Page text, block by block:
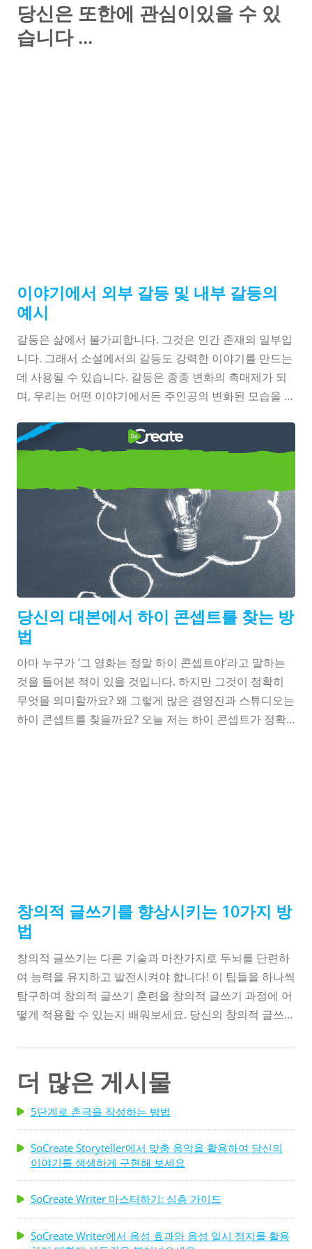
당신은 또한에 관심이있을 수 있
습니다 ...
이야기에서 외부 갈등 및 내부 갈등의
예시
갈등은 삶에서 불가피합니다. 그것은 인간 존재의 일부입
니다. 그래서 소설에서의 갈등도 강력한 이야기를 만드는
데 사용될 수 있습니다. 갈등은 종종 변화의 촉매제가 되
며, 우리는 어떤 이야기에서든 주인공의 변화된 모습을 보
등이 있습니다: 외부 갈등과 내부 갈등. 외부 갈등은 사람
이나 그룹 간에 발생합니다. 내부 갈등은 개인이나 그룹
의 상호작용, 즉 내부와 외부 갈등 모두에 의해 구축됩니
다. 오직 외부 갈등만이 있는 이야기는 얕고 행동만 존재
하는 것처럼 느껴질 수 있습니다 ...
방법
당신의 대본에서 하이 콘셉트를 찾는 방
법
아마 누구가 ‘그 영화는 정말 하이 콘셉트야’라고 말하는
것을 들어본 적이 있을 것입니다. 하지만 그것이 정확히
무엇을 의미할까요? 왜 그렇게 많은 경영진과 스튜디오는
하이 콘셉트를 찾을까요? 오늘 저는 하이 콘셉트가 정확
창의적 글쓰기를 향상시키는 10가지 방
법
창의적 글쓰기는 다른 기술과 마찬가지로 두뇌를 단련하
여 능력을 유지하고 발전시켜야 합니다! 이 팁들을 하나씩
탐구하며 창의적 글쓰기 훈련을 창의적 글쓰기 과정에 어
떻게 적용할 수 있는지 배워보세요. 당신의 창의적 글쓰기
라도 영감을 주는 작품을 읽으면 능력을 연마하고 향상시
킬 수 있습니다. 작가의 구조, 글쓰기 스타일, 언어, 묘사에
주의하세요. 그들은 어떻게 인물을 소개하나요? 최고의
방법 중 하나는...
더 많은 게시물
5단계로 촌극을 작성하는 방법
SoCreate Storyteller에서 맞춤 음악을 활용하여 당신의
이야기를 생생하게 구현해 보세요
SoCreate Writer 마스터하기: 심층 가이드
SoCreate Writer에서 음성 효과와 음성 일시 정지를 활용